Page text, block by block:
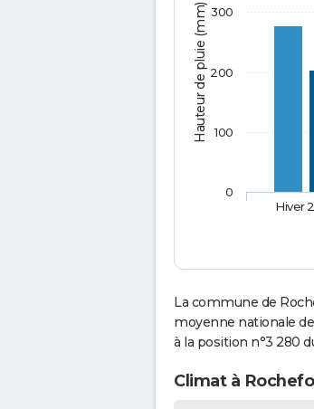
Hauteur de pluie (mm)
Hiver
0
100
200
300
La commune de
moyenne nationale
à la position n°3 280
Climat à